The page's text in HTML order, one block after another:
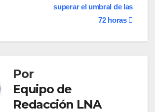
superar el umbral de las
72 horas
Por
Equipo de
Redacción LNA